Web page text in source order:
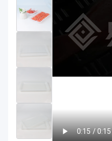
商品分类
主要材质
PP、PE
380
高度（mm）
52、60
主要材质
长度（mm）
200
20、30